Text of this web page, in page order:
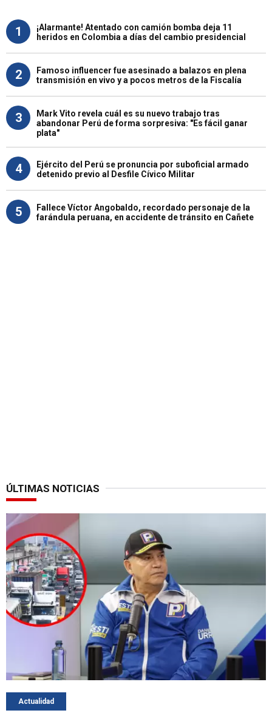
1
¡Alarmante! Atentado con camión bomba deja 11
heridos en Colombia a días del cambio presidencial
2
Famoso influencer fue asesinado a balazos en plena
transmisión en vivo y a pocos metros de la Fiscalía
3
Mark Vito revela cuál es su nuevo trabajo tras
abandonar Perú de forma sorpresiva: "Es fácil ganar
plata"
4
Ejército del Perú se pronuncia por suboficial armado
detenido previo al Desfile Cívico Militar
5
Fallece Víctor Angobaldo, recordado personaje de la
farándula peruana, en accidente de tránsito en Cañete
ÚLTIMAS NOTICIAS
Actualidad